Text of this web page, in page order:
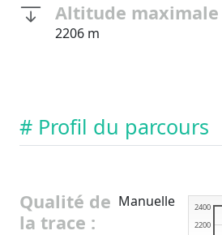
Altitude maximale
2206 m
# Profil du parcours
Qualité de
la trace :
Manuelle
2200
2400